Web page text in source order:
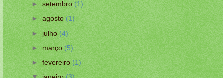
►setembro(1)
►agosto(1)
►julho(4)
► março(5)
►fevereiro(1)